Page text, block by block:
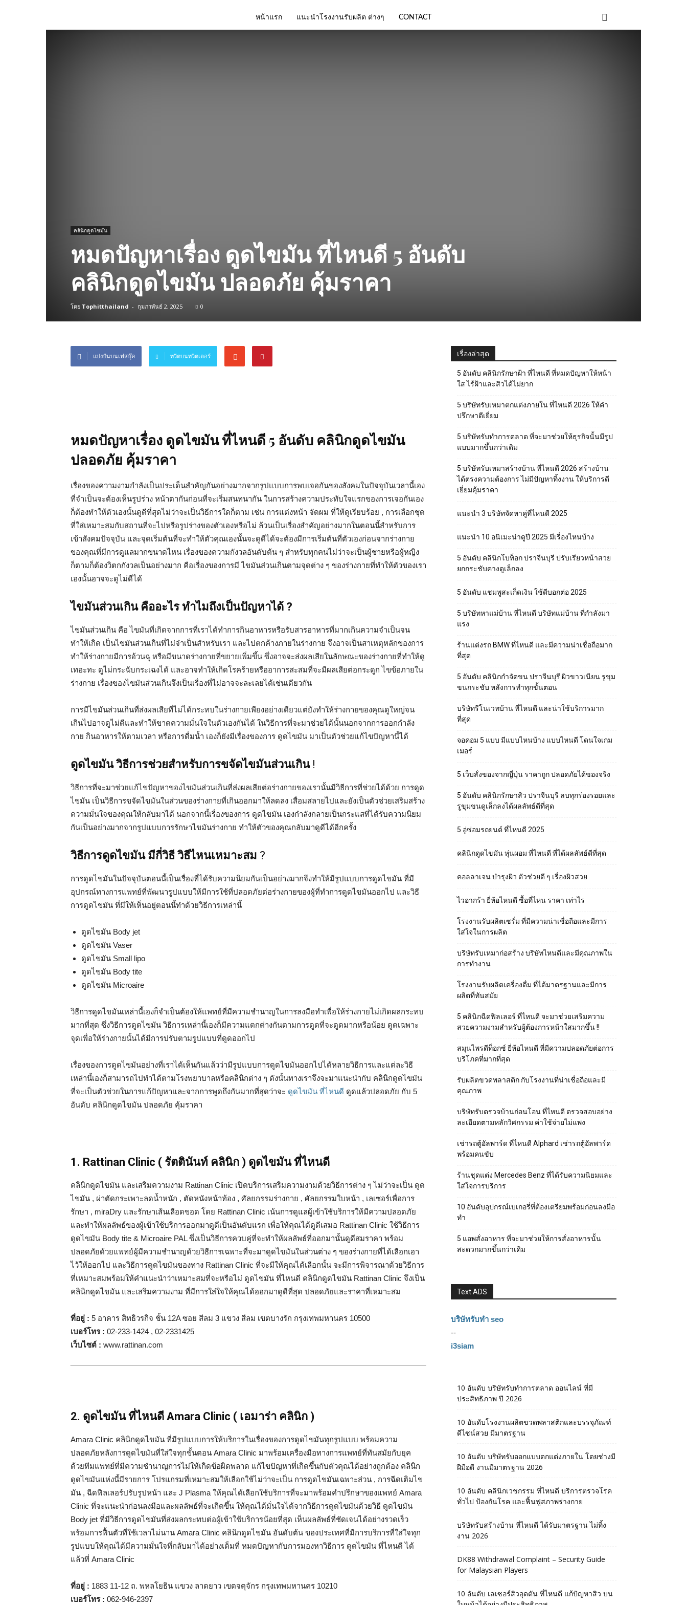
หน้าแรก แนะนำโรงงานรับผลิต ต่างๆ CONTACT
คลินิกดูดไขมัน
หมดปัญหาเรื่อง ดูดไขมัน ที่ไหนดี 5 อันดับ
คลินิกดูดไขมัน ปลอดภัย คุ้มราคา
โดย Tophitthailand - กุมภาพันธ์ 2, 2025 0
แบ่งปันบนเฟสบุ๊ค ทวีตบนทวิตเตอร์
หมดปัญหาเรื่อง ดูดไขมัน ที่ไหนดี 5 อันดับ คลินิกดูดไขมัน
ปลอดภัย คุ้มราคา
เรื่องของความงามกำลังเป็นประเด็นสำคัญกันอย่างมากจากรูปแบบการพบเจอกันของสังคมในปัจจุบันเวลานี้เอง
ที่จำเป็นจะต้องเห็นรูปร่าง หน้าตากันก่อนที่จะเริ่มสนทนากัน ในการสร้างความประทับใจแรกของการเจอกันเอง
ก็ต้องทำให้ตัวเองนั้นดูดีที่สุดไม่ว่าจะเป็นวิธีการใดก็ตาม เช่น การแต่งหน้า จัดผม ที่ให้ดูเรียบร้อย , การเลือกชุด
ที่ใส่เหมาะสมกับสถานที่จะไปหรือรูปร่างของตัวเองหรือไม่ ล้วนเป็นเรื่องสำคัญอย่างมากในตอนนี้สำหรับการ
เข้าสังคมปัจจุบัน และจุดเริ่มต้นที่จะทำให้ตัวคุณเองนั้นจะดูดีได้จะต้องมีการเริ่มต้นที่ตัวเองก่อนจากร่างกาย
ของคุณที่มีการดูแลมากขนาดไหน เรื่องของความกังวลอันดับต้น ๆ สำหรับทุกคนไม่ว่าจะเป็นผู้ชายหรือผู้หญิง
ก็ตามก็ต้องวิตกกังวลเป็นอย่างมาก คือเรื่องของการมี ไขมันส่วนเกินตามจุดต่าง ๆ ของร่างกายที่ทำให้ตัวของเรา
เองนั้นอาจจะดูไม่ดีได้
ไขมันส่วนเกิน คืออะไร ทำไมถึงเป็นปัญหาได้ ?
ไขมันส่วนเกิน คือ ไขมันที่เกิดจากการที่เราได้ทำการกินอาหารหรือรับสารอาหารที่มากเกินความจำเป็นจน
ทำให้เกิด เป็นไขมันส่วนเกินที่ไม่จำเป็นสำหรับเรา และไปตกค้างภายในร่างกาย จึงอาจเป็นสาเหตุหลักของการ
ทำให้ร่างกายมีการอ้วนฉุ หรือมีขนาดร่างกายที่ขยายเพิ่มขึ้น ซึ่งอาจจะส่งผลเสียในลักษณะของร่างกายที่ทำให้ดู
เทอะทะ ดูไม่กระฉับกระเฉงได้ และอาจทำให้เกิดโรคร้ายหรืออาการสะสมที่จะมีผลเสียต่อกระดูก ไขข้อภายใน
ร่างกาย เรื่องของไขมันส่วนเกินจึงเป็นเรื่องที่ไม่อาจจะละเลยได้เช่นเดียวกัน
การมีไขมันส่วนเกินที่ส่งผลเสียที่ไม่ได้กระทบในร่างกายเพียงอย่างเดียวแต่ยังทำให้ร่างกายของคุณดูใหญ่จน
เกินไปอาจดูไม่ดีและทำให้ขาดความมั่นใจในตัวเองกันได้ ในวิธีการที่จะมาช่วยได้นั้นนอกจากการออกกำลัง
กาย กินอาหารให้ตามเวลา หรือการดื่มน้ำ เองก็ยังมีเรื่องของการ ดูดไขมัน มาเป็นตัวช่วยแก้ไขปัญหานี้ได้
ดูดไขมัน วิธีการช่วยสำหรับการขจัดไขมันส่วนเกิน!
วิธีการที่จะมาช่วยแก้ไขปัญหาของไขมันส่วนเกินที่ส่งผลเสียต่อร่างกายของเรานั้นมีวิธีการที่ช่วยได้ด้วย การดูด
ไขมัน เป็นวิธีการขจัดไขมันในส่วนของร่างกายที่เกินออกมาให้ลดลง เสื่อมสลายไปและยังเป็นตัวช่วยเสริมสร้าง
ความมั่นใจของคุณให้กลับมาได้ นอกจากนี้เรื่องของการ ดูดไขมัน เองกำลังกลายเป็นกระแสที่ได้รับความนิยม
กันเป็นอย่างมากจากรูปแบบการรักษาไขมันร่างกาย ทำให้ตัวของคุณกลับมาดูดีได้อีกครั้ง
วิธีการดูดไขมัน มีกี่วิธี วิธีไหนเหมาะสม ?
การดูดไขมันในปัจจุบันตอนนี้เป็นเรื่องที่ได้รับความนิยมกันเป็นอย่างมากจึงทำให้มีรูปแบบการดูดไขมัน ที่มี
อุปกรณ์ทางการแพทย์ที่พัฒนารูปแบบให้มีการใช้ที่ปลอดภัยต่อร่างกายของผู้ที่ทำการดูดไขมันออกไป และวิธี
การดูดไขมัน ที่มีให้เห็นอยู่ตอนนี้ทำด้วยวิธีการเหล่านี้
ดูดไขมัน Body jet
ดูดไขมัน Vaser
ดูดไขมัน Small lipo
ดูดไขมัน Body tite
ดูดไขมัน Microaire
วิธีการดูดไขมันเหล่านี้เองก็จำเป็นต้องให้แพทย์ที่มีความชำนาญในการลงมือทำเพื่อให้ร่างกายไม่เกิดผลกระทบ
มากที่สุด ซึ่งวิธีการดูดไขมัน วิธีการเหล่านี้เองก็มีความแตกต่างกันตามการดูดที่จะดูดมากหรือน้อย ดูดเฉพาะ
จุดเพื่อให้ร่างกายนั้นได้มีการปรับตามรูปแบบที่ดูดออกไป
เรื่องของการดูดไขมันอย่างที่เราได้เห็นกันแล้วว่ามีรูปแบบการดูดไขมันออกไปได้หลายวิธีการและแต่ละวิธี
เหล่านี้เองก็สามารถไปทำได้ตามโรงพยาบาลหรือคลินิกต่าง ๆ ดังนั้นทางเราจึงจะมาแนะนำกับ คลินิกดูดไขมัน
ที่จะเป็นตัวช่วยในการแก้ปัญหาและจากการพูดถึงกันมากที่สุดว่าจะ ดูดไขมัน ที่ไหนดี ดูดแล้วปลอดภัย กับ 5
อันดับ คลินิกดูดไขมัน ปลอดภัย คุ้มราคา
1. Rattinan Clinic ( รัตตินันท์ คลินิก ) ดูดไขมัน ที่ไหนดี
คลินิกดูดไขมัน และเสริมความงาม Rattinan Clinic เปิดบริการเสริมความงามด้วยวิธีการต่าง ๆ ไม่ว่าจะเป็น ดูด
ไขมัน , ผ่าตัดกระเพาะลดน้ำหนัก , ตัดหนังหน้าท้อง , ศัลยกรรมร่างกาย , ศัลยกรรมใบหน้า , เลเซอร์เพื่อการ
รักษา , miraDry และรักษาเส้นเลือดขอด โดย Rattinan Clinic เน้นการดูแลผู้เข้าใช้บริการให้มีความปลอดภัย
และทำให้ผลลัพธ์ของผู้เข้าใช้บริการออกมาดูดีเป็นอันดับแรก เพื่อให้คุณได้ดูดีเสมอ Rattinan Clinic ใช้วิธีการ
ดูดไขมัน Body tite & Microaire PAL ซึ่งเป็นวิธีการควบคู่ที่จะทำให้ผลลัพธ์ที่ออกมานั้นดูดีสมราคา พร้อม
ปลอดภัยด้วยแพทย์ผู้มีความชำนาญด้วยวิธีการเฉพาะที่จะมาดูดไขมันในส่วนต่าง ๆ ของร่างกายที่ได้เลือกเอา
ไว้ให้ออกไป และวิธีการดูดไขมันของทาง Rattinan Clinic ที่จะมีให้คุณได้เลือกนั้น จะมีการพิจารณาด้วยวิธีการ
ที่เหมาะสมพร้อมให้คำแนะนำว่าเหมาะสมที่จะหรือไม่ ดูดไขมัน ที่ไหนดี คลินิกดูดไขมัน Rattinan Clinic จึงเป็น
คลินิกดูดไขมัน และเสริมความงาม ที่มีการใส่ใจให้คุณได้ออกมาดูดีที่สุด ปลอดภัยและราคาที่เหมาะสม
ที่อยู่ : 5 อาคาร สิทธิวรกิจ ชั้น 12A ซอย สีลม 3 แขวง สีลม เขตบางรัก กรุงเทพมหานคร 10500
เบอร์โทร : 02-233-1424 , 02-2331425
เว็บไซต์ : www.rattinan.com
2. ดูดไขมัน ที่ไหนดี Amara Clinic ( เอมาร่า คลินิก )
Amara Clinic คลินิกดูดไขมัน ที่มีรูปแบบการให้บริการในเรื่องของการดูดไขมันทุกรูปแบบ พร้อมความ
ปลอดภัยหลังการดูดไขมันที่ใส่ใจทุกขั้นตอน Amara Clinic มาพร้อมเครื่องมือทางการแพทย์ที่ทันสมัยกับยุค
ด้วยทีมแพทย์ที่มีความชำนาญการไม่ให้เกิดข้อผิดพลาด แก้ไขปัญหาที่เกิดขึ้นกับตัวคุณได้อย่างถูกต้อง คลินิก
ดูดไขมันแห่งนี้มีรายการ โปรแกรมที่เหมาะสมให้เลือกใช้ไม่ว่าจะเป็น การดูดไขมันเฉพาะส่วน , การฉีดเติมไข
มัน , ฉีดฟีลเลอร์ปรับรูปหน้า และ J Plasma ให้คุณได้เลือกใช้บริการที่จะมาพร้อมคำปรึกษาของแพทย์ Amara
Clinic ที่จะแนะนำก่อนลงมือและผลลัพธ์ที่จะเกิดขึ้น ให้คุณได้มั่นใจได้จากวิธีการดูดไขมันด้วยวิธี ดูดไขมัน
Body jet ที่มีวิธีการดูดไขมันที่ส่งผลกระทบต่อผู้เข้าใช้บริการน้อยที่สุด เห็นผลลัพธ์ที่ชัดเจนได้อย่างรวดเร็ว
พร้อมการฟื้นตัวที่ใช้เวลาไม่นาน Amara Clinic คลินิกดูดไขมัน อันดับต้น ของประเทศที่มีการบริการที่ใส่ใจทุก
รูปแบบให้คุณได้มีความมั่นใจที่กลับมาได้อย่างเต็มที่ หมดปัญหากับการมองหาวิธีการ ดูดไขมัน ที่ไหนดี ได้
แล้วที่ Amara Clinic
ที่อยู่ : 1883 11-12 ถ. พหลโยธิน แขวง ลาดยาว เขตจตุจักร กรุงเทพมหานคร 10210
เบอร์โทร : 062-946-2397
เรื่องล่าสุด
5 อันดับ คลินิกรักษาฝ้า ที่ไหนดี ที่หมดปัญหาให้หน้า
ใส ไร้ฝ้าและสิวได้ไม่ยาก
5 บริษัทรับเหมาตกแต่งภายใน ที่ไหนดี 2026 ให้คำ
ปรึกษาดีเยี่ยม
5 บริษัทรับทำการตลาด ที่จะมาช่วยให้ธุรกิจนั้นมีรูป
แบบมากขึ้นกว่าเดิม
5 บริษัทรับเหมาสร้างบ้าน ที่ไหนดี 2026 สร้างบ้าน
ได้ตรงความต้องการ ไม่มีปัญหาทิ้งงาน ให้บริการดี
เยี่ยมคุ้มราคา
แนะนำ 3 บริษัทจัดหาคู่ที่ไหนดี 2025
แนะนำ 10 อนิเมะน่าดูปี 2025 มีเรื่องไหนบ้าง
5 อันดับ คลินิกโบท็อก ปราจีนบุรี ปรับเรียวหน้าสวย
ยกกระชับคางดูเล็กลง
5 อันดับ แชมพูสะเก็ดเงิน ใช้ดีบอกต่อ 2025
5 บริษัทหาแม่บ้าน ที่ไหนดี บริษัทแม่บ้าน ที่กำลังมา
แรง
ร้านแต่งรถ BMW ที่ไหนดี และมีความน่าเชื่อถือมาก
ที่สุด
5 อันดับ คลินิกกำจัดขน ปราจีนบุรี ผิวขาวเนียน รูขุม
ขนกระชับ หลังการทำทุกขั้นตอน
บริษัทรีโนเวทบ้าน ที่ไหนดี และน่าใช้บริการมาก
ที่สุด
จอคอม 5 แบบ มีแบบไหนบ้าง แบบไหนดี โดนใจเกม
เมอร์
5 เว็บสั่งของจากญี่ปุ่น ราคาถูก ปลอดภัยได้ของจริง
5 อันดับ คลินิกรักษาสิว ปราจีนบุรี ลบทุกร่องรอยและ
รูขุมขนดูเล็กลงได้ผลลัพธ์ดีที่สุด
5 อู่ซ่อมรถยนต์ ที่ไหนดี 2025
คลินิกดูดไขมัน หุ่นผอม ที่ไหนดี ที่ได้ผลลัพธ์ดีที่สุด
คอลลาเจน บำรุงผิว ตัวช่วยดี ๆ เรื่องผิวสวย
ไวอากร้า ยี่ห้อไหนดี ซื้อที่ไหน ราคา เท่าไร
โรงงานรับผลิตเซรั่ม ที่มีความน่าเชื่อถือและมีการ
ใส่ใจในการผลิต
บริษัทรับเหมาก่อสร้าง บริษัทไหนดีและมีคุณภาพใน
การทำงาน
โรงงานรับผลิตเครื่องดื่ม ที่ได้มาตรฐานและมีการ
ผลิตที่ทันสมัย
5 คลินิกฉีดฟิลเลอร์ ที่ไหนดี จะมาช่วยเสริมความ
สวยความงามสำหรับผู้ต้องการหน้าใสมากขึ้น !!
สมุนไพรดีท็อกซ์ ยี่ห้อไหนดี ที่มีความปลอดภัยต่อการ
บริโภคที่มากที่สุด
รับผลิตขวดพลาสติก กับโรงงานที่น่าเชื่อถือและมี
คุณภาพ
บริษัทรับตรวจบ้านก่อนโอน ที่ไหนดี ตรวจสอบอย่าง
ละเอียดตามหลักวิศกรรม ค่าใช้จ่ายไม่แพง
เช่ารถตู้อัลพาร์ด ที่ไหนดี Alphard เช่ารถตู้อัลพาร์ด
พร้อมคนขับ
ร้านชุดแต่ง Mercedes Benz ที่ได้รับความนิยมและ
ใส่ใจการบริการ
10 อันดับอุปกรณ์เบเกอรี่ที่ต้องเตรียมพร้อมก่อนลงมือ
ทำ
5 แอพสั่งอาหาร ที่จะมาช่วยให้การสั่งอาหารนั้น
สะดวกมากขึ้นกว่าเดิม
Text ADS
บริษัทรับทำ seo
--
i3siam
10 อันดับ บริษัทรับทำการตลาด ออนไลน์ ที่มี
ประสิทธิภาพ ปี 2026
10 อันดับโรงงานผลิตขวดพลาสติกและบรรจุภัณฑ์
ดีไซน์สวย มีมาตรฐาน
10 อันดับ บริษัทรับออกแบบตกแต่งภายใน โดยช่างมี
ฝีมือดี งานมีมาตรฐาน 2026
10 อันดับ คลินิกเวชกรรม ที่ไหนดี บริการตรวจโรค
ทั่วไป ป้องกันโรค และฟื้นฟูสภาพร่างกาย
บริษัทรับสร้างบ้าน ที่ไหนดี ได้รับมาตรฐาน ไม่ทิ้ง
งาน 2026
DK88 Withdrawal Complaint – Security Guide
for Malaysian Players
10 อันดับ เลเซอร์สิวอุดตัน ที่ไหนดี แก้ปัญหาสิว บน